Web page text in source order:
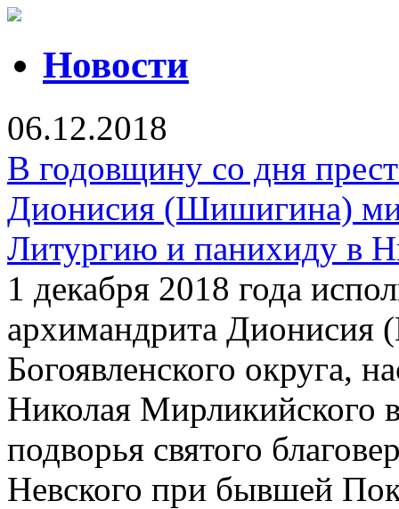
Новости
06.12.2018
В годовщину со дня
Дионисия (Шишигина)
Литургию и панихиду в
1 декабря 2018 года
архимандрита Дионисия
Богоявленского округа,
Николая Мирликийского
подворья святого
Невского при бывшей